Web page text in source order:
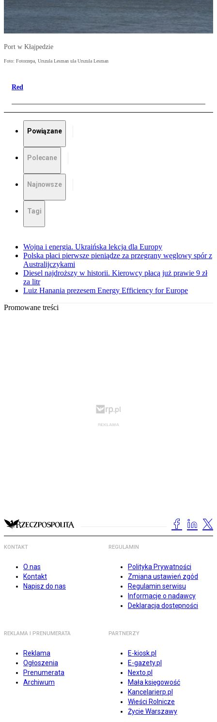
Port w Kłajpedzie
Foto: Fotorzepa, Urszula Lesman ula Urszula Lesman
Red
Powiązane
Polecane
Najnowsze
Tagi
Wojna i energia. Ukraińska lekcja dla Europy
Polska płaci pierwsze pieniądze za przegrany węglowy spór z
Australijczykami
Diesel najdroższy w historii. Kierowcy płacą już prawie 9 zł
za litr
Luiz Hanania prezesem Energy Efficiency for Europe
Promowane treści
KONTAKT
O nas
Kontakt
Napisz do nas
REGULAMIN
Polityka Prywatności
Zmiana ustawień zgód
Regulamin serwisu
Informacje o nadawcy
Deklaracja dostępności
REKLAMA I PRENUMERATA
Reklama
Ogłoszenia
Prenumerata
Archiwum
PARTNERZY
E-kiosk.pl
E-gazety.pl
Nexto.pl
Mała księgowość
Kancelarierp.pl
Wieści Rolnicze
Życie Warszawy